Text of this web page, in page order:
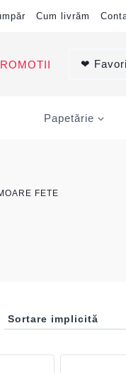
Cum livrăm
❤
Papetărie
FETE